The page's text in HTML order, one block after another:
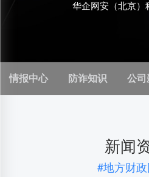
华企网安（北京）
情报中心 防诈知识 公司
新闻
#地方财